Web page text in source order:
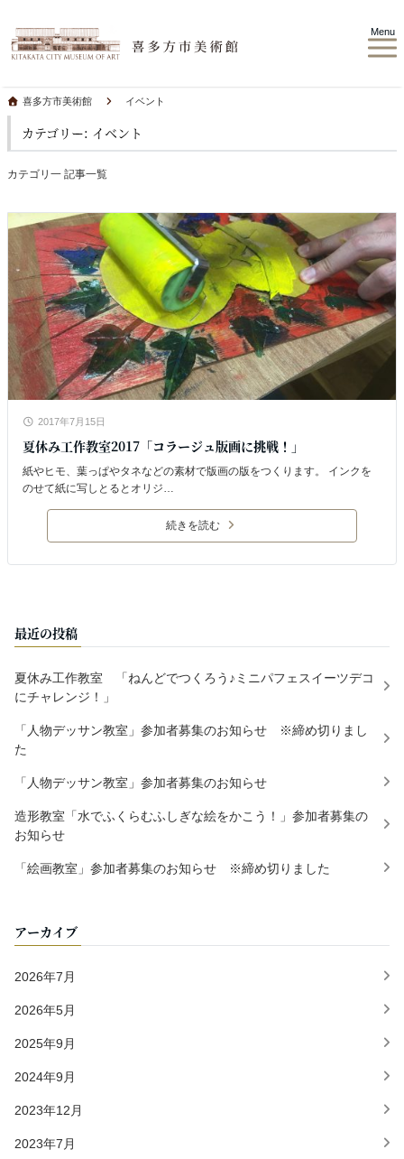
Menu
喜多方市美術館 イベント
カテゴリー: イベント
カテゴリ一 記事一覧
2017年7月15日
夏休み工作教室2017「コラージュ版画に挑戦！」
紙やヒモ、葉っぱやタネなどの素材で版画の版をつくります。 インクを
のせて紙に写しとるとオリジ…
続きを読む
最近の投稿
夏休み工作教室 「ねんどでつくろう♪ミニパフェスイーツデコ
にチャレンジ！」
「人物デッサン教室」参加者募集のお知らせ ※締め切りまし
た
「人物デッサン教室」参加者募集のお知らせ
造形教室「水でふくらむふしぎな絵をかこう！」参加者募集の
お知らせ
「絵画教室」参加者募集のお知らせ ※締め切りました
アーカイブ
2026年7月
2026年5月
2025年9月
2024年9月
2023年12月
2023年7月